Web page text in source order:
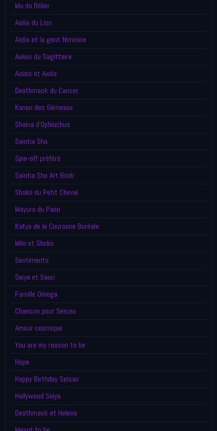
Mu du Bélier
Aiolia du Lion
Aiolia et la gent féminine
Aiolos du Sagittaire
Aiolos et Aiolia
Deathmask du Cancer
Kanon des Gémeaux
Shaina d'Ophiuchus
Saintia Sho
Spin-off préféré
Saintia Sho Art Book
Shoko du Petit Cheval
Mayura du Paon
Katya de la Couronne Boréale
Milo et Shoko
Sentiments
Seiya et Saori
Famille Omega
Chanson pour Seisao
Amour cosmique
You are my reason to be
Hope
Happy Birthday Seisao
Hollywood Seiya
Deathmask et Helena